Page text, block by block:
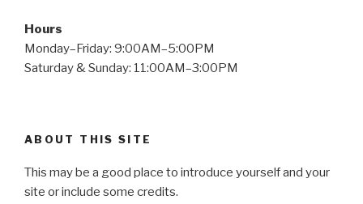
Hours
Monday–Friday: 9:00AM–5:00PM
Saturday & Sunday: 11:00AM–3:00PM
ABOUT THIS SITE
This may be a good place to introduce yourself and your
site or include some credits.